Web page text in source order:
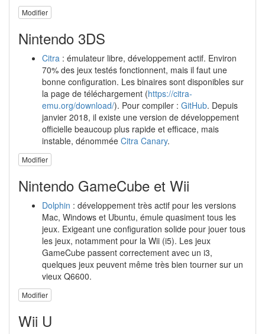
Modifier
Nintendo 3DS
Citra : émulateur libre, développement actif. Environ
70% des jeux testés fonctionnent, mais il faut une
bonne configuration. Les binaires sont disponibles sur
la page de téléchargement (https://citra-
emu.org/download/). Pour compiler : GitHub. Depuis
janvier 2018, il existe une version de développement
officielle beaucoup plus rapide et efficace, mais
instable, dénommée Citra Canary.
Modifier
Nintendo GameCube et Wii
Dolphin : développement très actif pour les versions
Mac, Windows et Ubuntu, émule quasiment tous les
jeux. Exigeant une configuration solide pour jouer tous
les jeux, notamment pour la Wii (i5). Les jeux
GameCube passent correctement avec un i3,
quelques jeux peuvent même très bien tourner sur un
vieux Q6600.
Modifier
Wii U